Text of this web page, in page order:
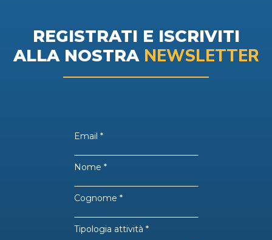
REGISTRATI E ISCRIVITI
ALLA NOSTRA NEWSLETTER